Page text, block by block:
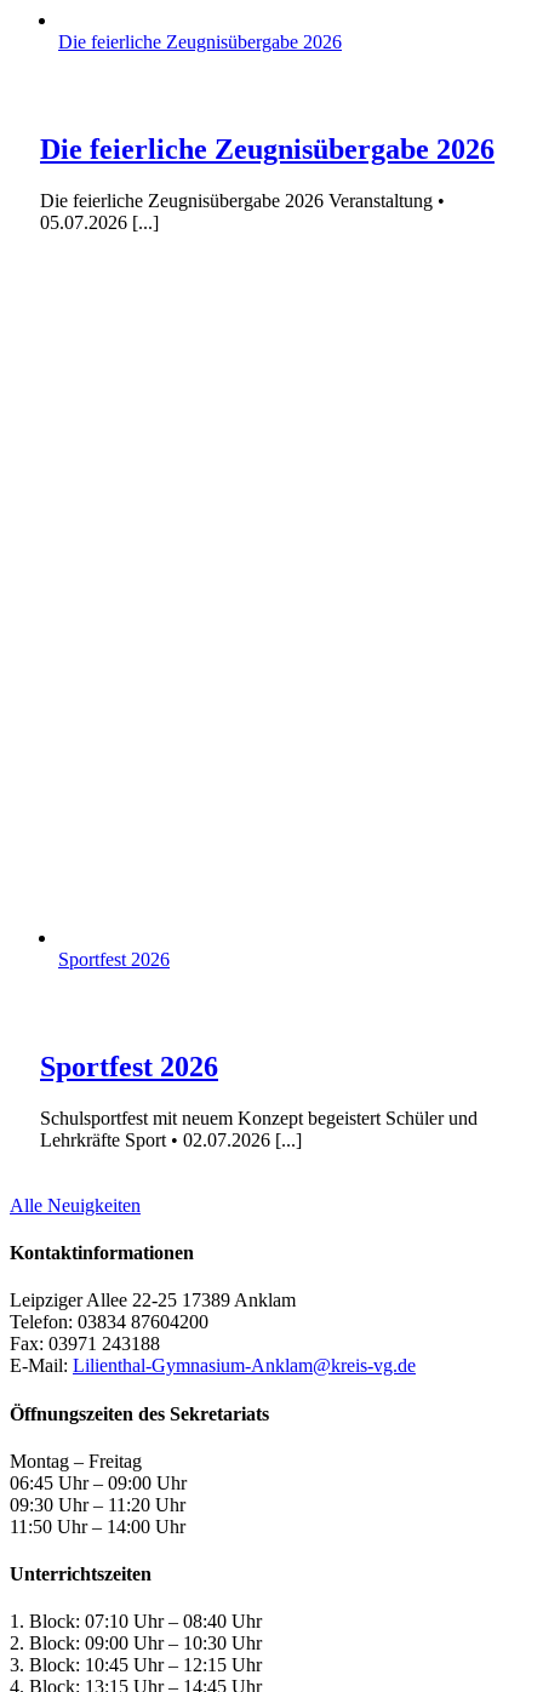
Die feierliche Zeugnisübergabe 2026
Die feierliche Zeugnisübergabe 2026
Die feierliche Zeugnisübergabe 2026 Veranstaltung •
05.07.2026 [...]
Sportfest 2026
Sportfest 2026
Schulsportfest mit neuem Konzept begeistert Schüler und
Lehrkräfte Sport • 02.07.2026 [...]
Alle Neuigkeiten
Kontaktinformationen
Leipziger Allee 22-25 17389 Anklam
Telefon: 03834 87604200
Fax: 03971 243188
E-Mail: Lilienthal-Gymnasium-Anklam@kreis-vg.de
Öffnungszeiten des Sekretariats
Montag – Freitag
06:45 Uhr – 09:00 Uhr
09:30 Uhr – 11:20 Uhr
11:50 Uhr – 14:00 Uhr
Unterrichtszeiten
1. Block: 07:10 Uhr – 08:40 Uhr
2. Block: 09:00 Uhr – 10:30 Uhr
3. Block: 10:45 Uhr – 12:15 Uhr
4. Block: 13:15 Uhr – 14:45 Uhr